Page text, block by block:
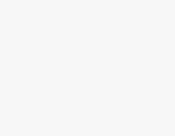
fiyatları canlı takip ile burada